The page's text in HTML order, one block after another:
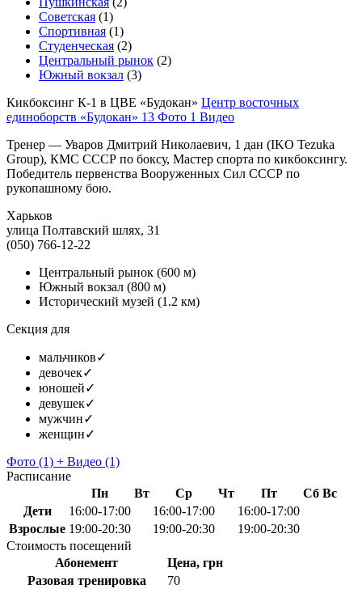
Советская (1)
Спортивная (1)
Студенческая (2)
Центральный рынок (2)
Южный вокзал (3)
Кикбоксинг К-1 в ЦВЕ «Будокан» Центр восточных
единоборств «Будокан» 13 Фото 1 Видео
Тренер — Уваров Дмитрий Николаевич, 1 дан (IKO Tezuka
Group), КМС СССР по боксу, Мастер спорта по кикбоксингу.
Победитель первенства Вооруженных Сил СССР по
рукопашному бою.
Харьков
улица Полтавский шлях, 31
(050) 766-12-22
Центральный рынок (600 м)
Южный вокзал (800 м)
Исторический музей (1.2 км)
Секция для
мальчиков✓
девочек✓
юношей✓
девушек✓
мужчин✓
женщин✓
Фото (1) + Видео (1)
Расписание
Пн
Вт Ср Чт Пт Сб Вс
Дети
16:00-17:00 16:00-17:00
16:00-17:00
Взрослые 19:00-20:30 19:00-20:30
19:00-20:30
Стоимость посещений
Абонемент
Цена, грн
Разовая тренировка
70